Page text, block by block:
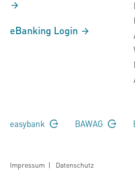
eBanking Login
easybank BAWAG
Impressum | Datenschutz